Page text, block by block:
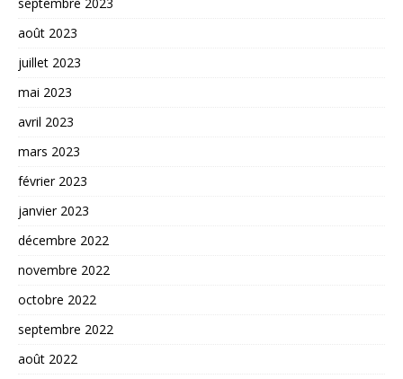
août 2023
juillet 2023
mai 2023
avril 2023
mars 2023
février 2023
janvier 2023
décembre 2022
novembre 2022
octobre 2022
septembre 2022
août 2022